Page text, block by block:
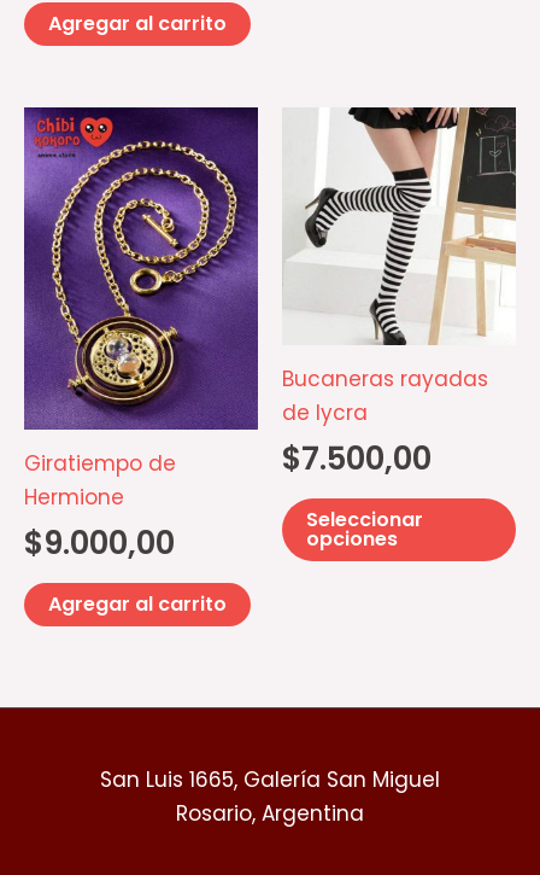
Agregar al carrito
Giratiempo de
Hermione
$9.000,00
Agregar al carrito
Bucaneras rayadas
de lycra
$7.500,00
Seleccionar
opciones
San Luis 1665, Galería San Miguel
Rosario, Argentina